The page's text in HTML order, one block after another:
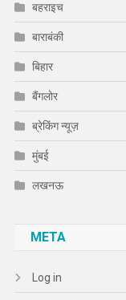
बहराइच
बाराबंकी
बिहार
बैंगलोर
ब्रेकिंग न्यूज़
मुंबई
लखनऊ
META
Log in